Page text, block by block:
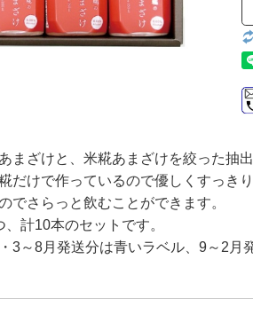
まざけと、米糀あまざけを絞った抽
だけで作っているので優しくすっき
でさらっと飲むことができます。
計10本のセットです。
3～8月発送分は青いラベル、9～2月